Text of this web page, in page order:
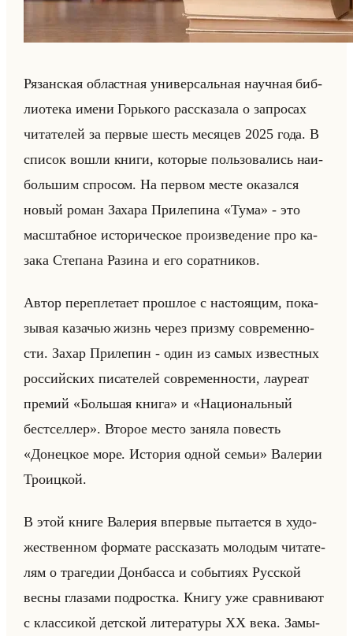
Ря­зан­ская об­ласт­ная уни­вер­сальная на­уч­ная биб­
лио­те­ка имени Горько­го рас­ска­за­ла о за­про­сах
чи­та­те­лей за пер­вые шесть ме­ся­цев 2025 года. В
спи­сок вошли книги, ко­то­рые пользо­ва­лись наи­
большим спро­сом. На пер­вом месте ока­зал­ся
новый роман За­ха­ра При­ле­пи­на «Тума» - это
мас­штаб­ное ис­то­ри­че­ское про­из­ве­де­ние про ка­
за­ка Сте­па­на Ра­зи­на и его со­рат­ни­ков.
Автор пе­ре­пле­та­ет про­шлое с на­сто­ящим, по­ка­
зы­вая ка­за­чью жизнь через приз­му со­вре­мен­но­
сти. Захар При­ле­пин - один из самых из­вест­ных
рос­сийских пи­са­те­лей со­вре­мен­но­сти, ла­уре­ат
пре­мий «Большая книга» и «Национальный
бестселлер». Вто­рое место за­ня­ла по­весть
«Донецкое море. История одной семьи» Ва­ле­рии
Тро­иц­кой.
В этой книге Ва­ле­рия впер­вые пы­та­ет­ся в ху­до­
же­ствен­ном фор­ма­те рас­ска­зать мо­ло­дым чи­та­те­
лям о тра­ге­дии Дон­бас­са и со­бы­ти­ях Рус­ской
весны гла­за­ми под­рост­ка. Книгу уже срав­ни­ва­ют
с клас­си­кой дет­ской ли­те­ра­ту­ры XX века. За­мы­